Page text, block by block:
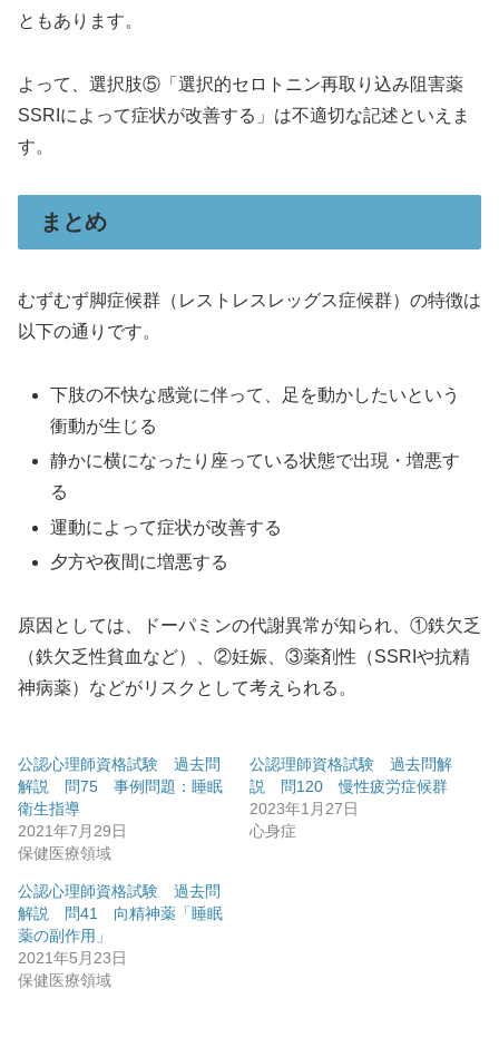
ともあります。
よって、選択肢⑤「選択的セロトニン再取り込み阻害薬
SSRIによって症状が改善する」は不適切な記述といえま
す。
まとめ
むずむず脚症候群（レストレスレッグス症候群）の特徴は
以下の通りです。
下肢の不快な感覚に伴って、足を動かしたいという
衝動が生じる
静かに横になったり座っている状態で出現・増悪す
る
運動によって症状が改善する
夕方や夜間に増悪する
原因としては、ドーパミンの代謝異常が知られ、①鉄欠乏
（鉄欠乏性貧血など）、②妊娠、③薬剤性（SSRIや抗精
神病薬）などがリスクとして考えられる。
公認心理師資格試験 過去問
解説 問75 事例問題：睡眠
衛生指導
2021年7月29日
保健医療領域
公認理師資格試験 過去問解
説 問120 慢性疲労症候群
2023年1月27日
心身症
公認心理師資格試験 過去問
解説 問41 向精神薬「睡眠
薬の副作用」
2021年5月23日
保健医療領域